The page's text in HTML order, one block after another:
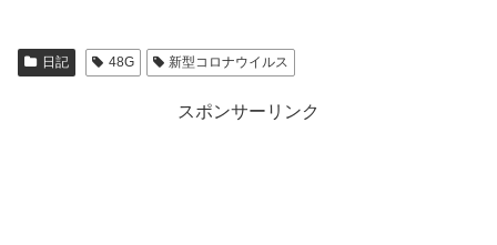
日記 48G 新型コロナウイルス
スポンサーリンク